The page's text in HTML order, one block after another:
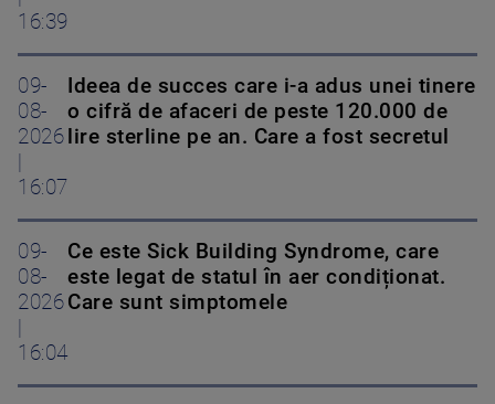
16:39
09-
08-
2026
16:07
Ideea de succes care i-a adus unei tinere
o cifră de afaceri de peste 120.000 de
lire sterline pe an. Care a fost secretul
09-
08-
2026
16:04
Ce este Sick Building Syndrome, care
este legat de statul în aer condiționat.
Care sunt simptomele